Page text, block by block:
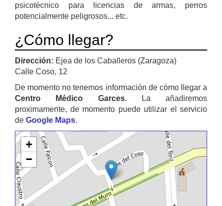
psicotécnico para licencias de armas, perros
potencialmente peligrosos... etc.
¿Cómo llegar?
Dirección: Ejea de los Caballeros (Zaragoza)
Calle Coso, 12
De momento no tenemos información de cómo llegar a
Centro Médico Garces. La añadiremos
proximamente, de momento puede utilizar el servicio
de Google Maps.
+
−